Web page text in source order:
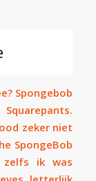
Spongebob
zeker niet
SpongeBob
zelfs ik was